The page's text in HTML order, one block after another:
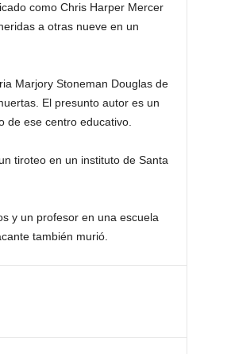
como Chris Harper Mercer
a otras nueve en un
Marjory Stoneman Douglas de
El presunto autor es un
de ese centro educativo.
tiroteo en un instituto de Santa
y un profesor en una escuela
también murió.